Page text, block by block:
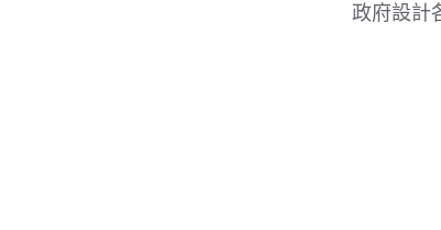
政府​設計​